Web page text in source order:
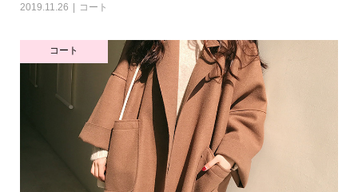
2019.11.26 コート
コート